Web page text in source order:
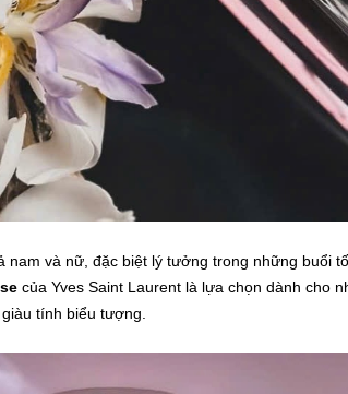
và nữ, đặc biệt lý tưởng trong những buổi
của Yves Saint Laurent là lựa chọn dành cho
tính biểu tượng.